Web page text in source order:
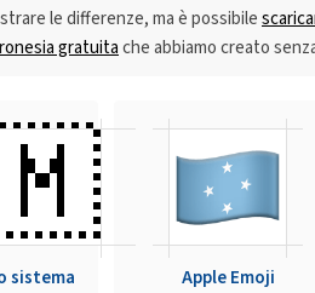
le differenze, ma è possibile
gratuitache abbiamo creato
sistema Apple Emoji